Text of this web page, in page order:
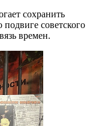
сохранить
советского
времен.